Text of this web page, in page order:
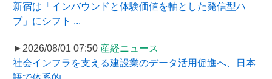
新宿は「インバウンドと体験価値を軸とした発信型ハ
ブ」にシフト ...
►2026/08/01 07:50 産経ニュース
社会インフラを支える建設業のデータ活用促進へ、日本